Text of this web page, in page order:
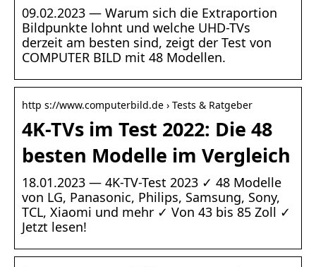
09.02.2023 — Warum sich die Extraportion
Bildpunkte lohnt und welche UHD-TVs
derzeit am besten sind, zeigt der Test von
COMPUTER BILD mit 48 Modellen.
http s://www.computerbild.de › Tests & Ratgeber
4K-TVs im Test 2022: Die 48
besten Modelle im Vergleich
18.01.2023 — 4K-TV-Test 2023 ✓ 48 Modelle
von LG, Panasonic, Philips, Samsung, Sony,
TCL, Xiaomi und mehr ✓ Von 43 bis 85 Zoll ✓
Jetzt lesen!